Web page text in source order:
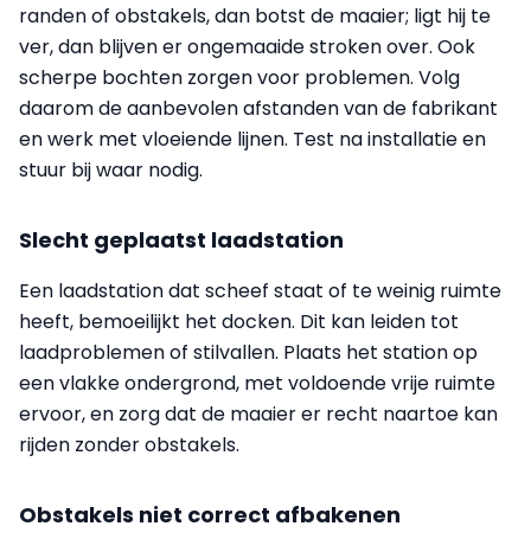
randen of obstakels, dan botst de maaier; ligt hij te
ver, dan blijven er ongemaaide stroken over. Ook
scherpe bochten zorgen voor problemen. Volg
daarom de aanbevolen afstanden van de fabrikant
en werk met vloeiende lijnen. Test na installatie en
stuur bij waar nodig.
Slecht geplaatst laadstation
Een laadstation dat scheef staat of te weinig ruimte
heeft, bemoeilijkt het docken. Dit kan leiden tot
laadproblemen of stilvallen. Plaats het station op
een vlakke ondergrond, met voldoende vrije ruimte
ervoor, en zorg dat de maaier er recht naartoe kan
rijden zonder obstakels.
Obstakels niet correct afbakenen